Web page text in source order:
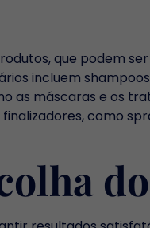
que podem
incluem
as máscaras e os
como